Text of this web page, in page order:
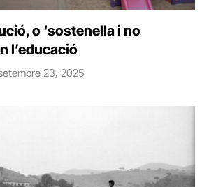
o ‘sostenella i no
l’educació
23, 2025